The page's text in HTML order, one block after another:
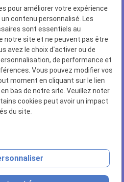
de Sailly
CORBEHEM
CONTACTER
96 78 84
SIRET
UTILES
légales
de confidentialité
des cookies
pour améliorer votre expérience
contenu personnalisé. Les
sont essentiels au
notre site et ne peuvent pas être
avez le choix d'activer ou de
de performance et
Vous pouvez modifier vos
moment en cliquant sur le lien
bas de notre site. Veuillez noter
cookies peut avoir un impact
du site.